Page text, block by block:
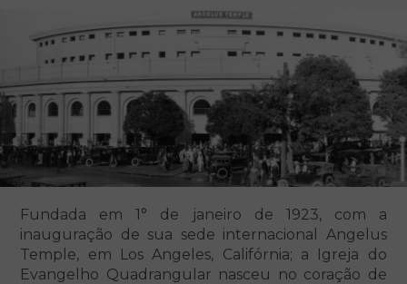
Fundada em 1° de janeiro de 1923, com a
inauguração de sua sede internacional Angelus
Temple, em Los Angeles, Califórnia; a Igreja do
Evangelho Quadrangular nasceu no coração de